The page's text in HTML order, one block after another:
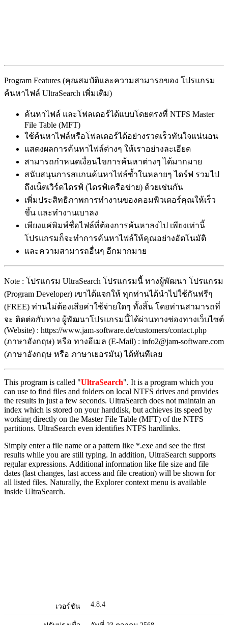
Program Features (คุณสมบัติและความสามารถของ โปรแกรม
ค้นหาไฟล์ UltraSearch เพิ่มเติม)
ค้นหาไฟล์ และโฟลเดอร์ได้แบบโดยตรงที่ NTFS Master
File Table (MFT)
ใช้ค้นหาไฟล์หรือโฟลเดอร์ได้อย่างรวดเร็วทันใจแน่นอน
แสดงผลการค้นหาไฟล์ต่างๆ ให้เราอย่างละเอียด
สามารถกำหนดเงื่อนไขการค้นหาต่างๆ ได้มากมาย
สนับสนุนการสแกนค้นหาไฟล์ซ้ำในหลายๆ ไดร์ฟ รวมไป
ถึงเน็ตเวิร์คไดรฟ์ (ไดรฟ์เครือข่าย) ด้วยเช่นกัน
เพิ่มประสิทธิภาพการทำงานของคอมพิวเตอร์คุณให้เร็ว
ขึ้น และทำงานเบาลง
เพียงแค่พิมพ์ชื่อไฟล์ที่ต้องการค้นหาลงไป เพียงเท่านี้
โปรแกรมก็จะทำการค้นหาไฟล์ให้คุณอย่างอัตโนมัติ
และความสามารถอื่นๆ อีกมากมาย
Note : โปรแกรม UltraSearch โปรแกรมนี้ ทางผู้พัฒนา โปรแกรม
(Program Developer) เขาได้แจกให้ ทุกท่านได้นำไปใช้กันฟรีๆ
(FREE) ท่านไม่ต้องเสียค่าใช้จ่ายใดๆ ทั้งสิ้น โดยท่านสามารถที่
จะ ติดต่อกับทาง ผู้พัฒนาโปรแกรมนี้ได้ผ่านทางช่องทางเว็บไซต์
(Website) : https://www.jam-software.de/customers/contact.php
(ภาษาอังกฤษ) หรือ ทางอีเมล (E-Mail) : info2@jam-software.com
(ภาษาอังกฤษ หรือ ภาษาเยอรมัน) ได้ทันทีเลย
This program is called "UltraSearch". It is a program which you
can use to find files and folders on local NTFS drives and provides
the results in just a few seconds. UltraSearch does not maintain an
index which is stored on your harddisk, but achieves its speed by
working directly on the Master File Table (MFT) of the NTFS
partitions. UltraSearch even identifies NTFS hardlinks.
Simply enter a file name or a pattern like *.exe and see the first
results while you are still typing. In addition, UltraSearch supports
regular expressions. Additional information like file size and file
dates (last changes, last access and file creation) will be shown for
all listed files. Naturally, the Explorer context menu is available
inside UltraSearch.
เวอร์ชัน 4.8.4